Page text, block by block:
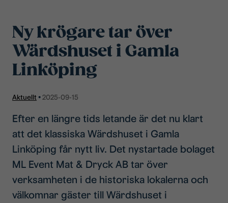
Ny krögare tar över
Wärdshuset i Gamla
Linköping
Aktuellt•2025-09-15
Efter en längre tids letande är det nu klart
att det klassiska Wärdshuset i Gamla
Linköping får nytt liv. Det nystartade bolaget
ML Event Mat & Dryck AB tar över
verksamheten i de historiska lokalerna och
välkomnar gäster till Wärdshuset i